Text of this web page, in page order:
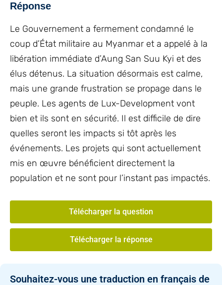
Réponse
Le Gouvernement a fermement condamné le
coup d’État militaire au Myanmar et a appelé à la
libération immédiate d’Aung San Suu Kyi et des
élus détenus. La situation désormais est calme,
mais une grande frustration se propage dans le
peuple. Les agents de Lux-Development vont
bien et ils sont en sécurité. Il est difficile de dire
quelles seront les impacts si tôt après les
événements. Les projets qui sont actuellement
mis en œuvre bénéficient directement la
population et ne sont pour l’instant pas impactés.
Télécharger la question
Télécharger la réponse
Souhaitez-vous une traduction en français de